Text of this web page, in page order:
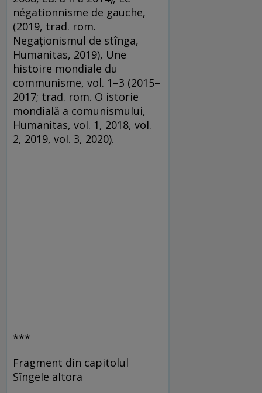
négationnisme de gauche,
(2019, trad. rom.
Negaționismul de stînga,
Humanitas, 2019), Une
histoire mondiale du
communisme, vol. 1–3 (2015–
2017; trad. rom. O istorie
mondială a comunismului,
Humanitas, vol. 1, 2018, vol.
2, 2019, vol. 3, 2020).
***
Fragment din capitolul
Sîngele altora